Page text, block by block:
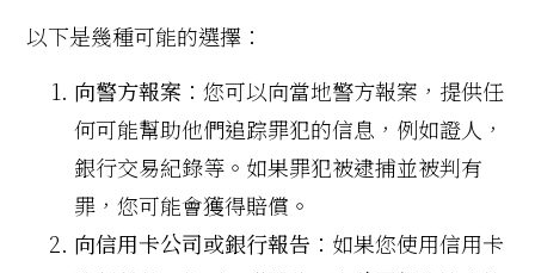
以下是幾種可能的選擇：
向警方報案 ：您可以向當地警方報案，提供任
何可能幫助他們追踪罪犯的信息，例如證人，
銀行交易紀錄等。如果罪犯被逮捕並被判有
罪，您可能會獲得賠償。
向信用卡公司或銀行報告 ：如果您使用信用卡